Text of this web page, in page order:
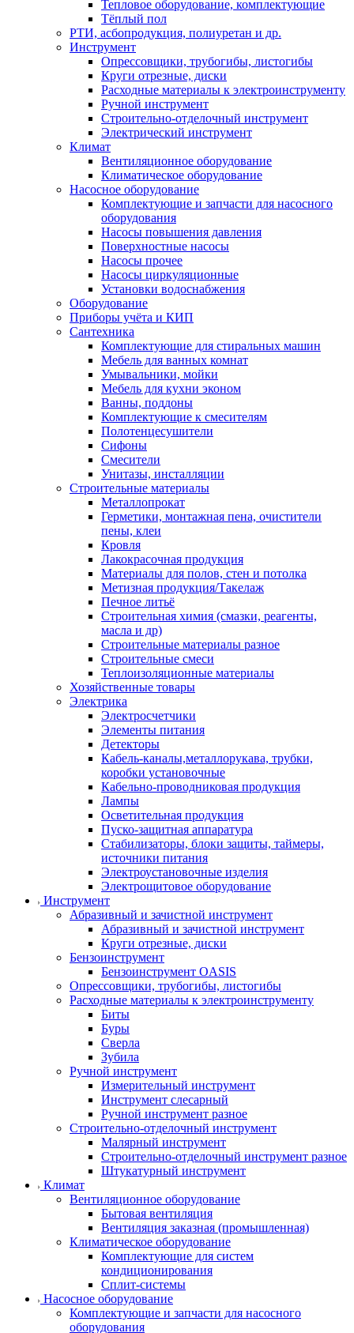
Тепловое оборудование, комплектующие
Тёплый пол
РТИ, асбопродукция, полиуретан и др.
Инструмент
Опрессовщики, трубогибы, листогибы
Круги отрезные, диски
Расходные материалы к электроинструменту
Ручной инструмент
Строительно-отделочный инструмент
Электрический инструмент
Климат
Вентиляционное оборудование
Климатическое оборудование
Насосное оборудование
Комплектующие и запчасти для насосного
оборудования
Насосы повышения давления
Поверхностные насосы
Насосы прочее
Насосы циркуляционные
Установки водоснабжения
Оборудование
Приборы учёта и КИП
Сантехника
Комплектующие для стиральных машин
Мебель для ванных комнат
Умывальники, мойки
Мебель для кухни эконом
Ванны, поддоны
Комплектующие к смесителям
Полотенцесушители
Сифоны
Смесители
Унитазы, инсталляции
Строительные материалы
Металлопрокат
Герметики, монтажная пена, очистители
пены, клеи
Кровля
Лакокрасочная продукция
Материалы для полов, стен и потолка
Метизная продукция/Такелаж
Печное литьё
Строительная химия (смазки, реагенты,
масла и др)
Строительные материалы разное
Строительные смеси
Теплоизоляционные материалы
Хозяйственные товары
Электрика
Электросчетчики
Элементы питания
Детекторы
Кабель-каналы,металлорукава, трубки,
коробки установочные
Кабельно-проводниковая продукция
Лампы
Осветительная продукция
Пуско-защитная аппаратура
Стабилизаторы, блоки защиты, таймеры,
источники питания
Электроустановочные изделия
Электрощитовое оборудование
Инструмент
Абразивный и зачистной инструмент
Абразивный и зачистной инструмент
Круги отрезные, диски
Бензоинструмент
Бензоинструмент OASIS
Опрессовщики, трубогибы, листогибы
Расходные материалы к электроинструменту
Биты
Буры
Сверла
Зубила
Ручной инструмент
Измерительный инструмент
Инструмент слесарный
Ручной инструмент разное
Строительно-отделочный инструмент
Малярный инструмент
Строительно-отделочный инструмент разное
Штукатурный инструмент
Климат
Вентиляционное оборудование
Бытовая вентиляция
Вентиляция заказная (промышленная)
Климатическое оборудование
Комплектующие для систем
кондиционирования
Сплит-системы
Насосное оборудование
Комплектующие и запчасти для насосного
оборудования